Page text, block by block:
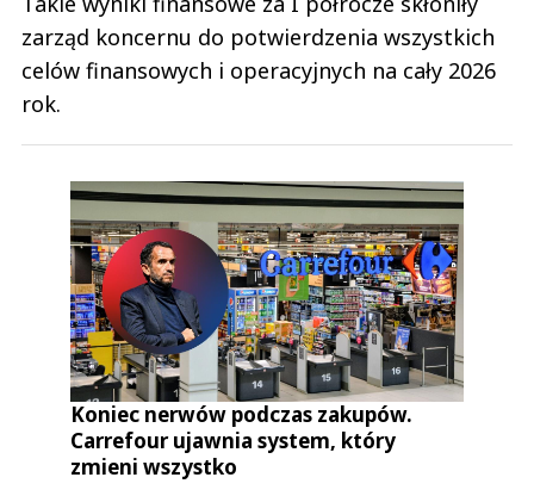
zarząd koncernu do potwierdzenia wszystkich
celów finansowych i operacyjnych na cały 2026
rok.
Koniec nerwów podczas zakupów.
Carrefour ujawnia system, który
zmieni wszystko